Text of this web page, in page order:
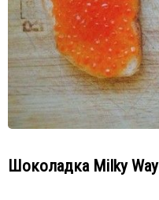
Шоколадка Milky Way